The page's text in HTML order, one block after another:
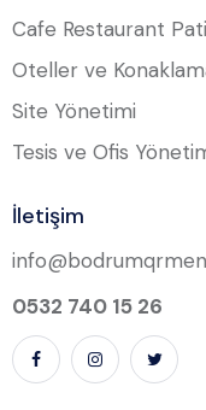
Cafe Restaurant
Oteller ve
Site Yönetimi
Tesis ve Ofis
İletişim
0532 740 15 26